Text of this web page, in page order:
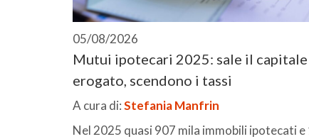
05/08/2026
Mutui ipotecari 2025: sale il capitale
erogato, scendono i tassi
A cura di:Stefania Manfrin
Nel 2025 quasi 907 mila immobili ipotecati e